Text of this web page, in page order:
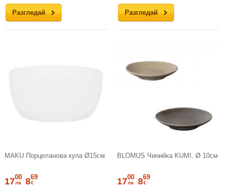
Разгледай Разгледай
MAKU Порцеланова купа Ø15см
1700
лв 869
€
BLOMUS Чинийка KUMI, Ø 10см
1700
лв 869
€